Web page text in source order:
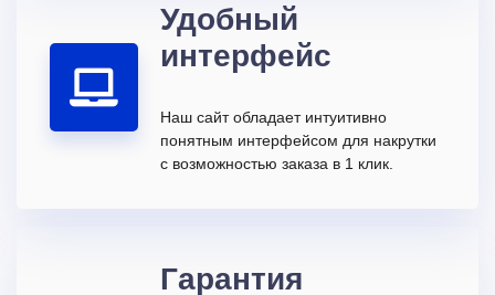
Удобный
интерфейс
Наш сайт обладает интуитивно
понятным интерфейсом для накрутки
с возможностью заказа в 1 клик.
Гарантия